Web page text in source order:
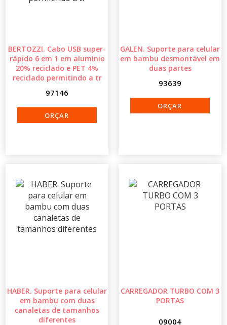
BERTOZZI. Cabo USB super-
rápido 6 em 1 em alumínio
20% reciclado e PET 4%
reciclado permitindo a tr
97146
GALEN. Suporte para celular
em bambu desmontável em
duas partes
93639
HABER. Suporte para celular
em bambu com duas
canaletas de tamanhos
diferentes
CARREGADOR TURBO COM 3
PORTAS
09004